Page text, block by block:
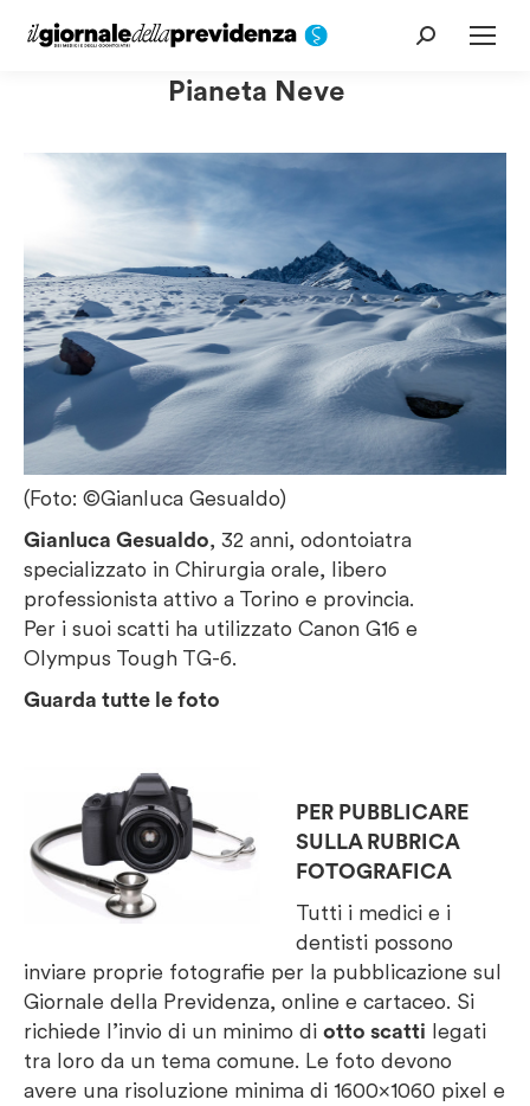
Cerca:
Pianeta Neve
(Foto: ©Gianluca Gesualdo)
Gianluca Gesualdo, 32 anni, odontoiatra
specializzato in Chirurgia orale, libero
professionista attivo a Torino e provincia.
Per i suoi scatti ha utilizzato Canon G16 e
Olympus Tough TG-6.
Guarda tutte le foto
PER PUBBLICARE
SULLA RUBRICA
FOTOGRAFICA
Tutti i medici e i
dentisti possono
inviare proprie fotografie per la pubblicazione sul
Giornale della Previdenza, online e cartaceo. Si
richiede l’invio di un minimo di otto scatti legati
tra loro da un tema comune. Le foto devono
avere una risoluzione minima di 1600×1060 pixel e